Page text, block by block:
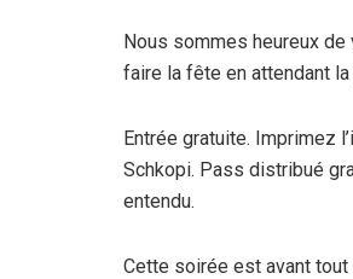
Nous sommes heureux
faire la fête en attendant
Entrée gratuite. Imprimez
Schkopi. Pass distribué
entendu.
Cette soirée est avant